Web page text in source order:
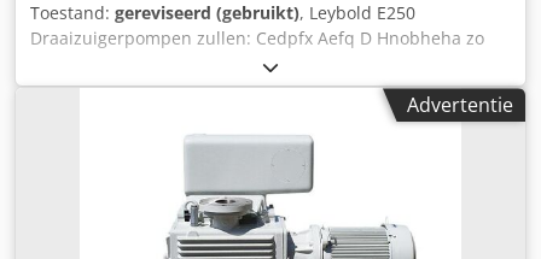
Toestand: gereviseerd (gebruikt), Leybold E250
Draaizuigerpompen zullen: Cedpfx Aefq D Hnobheha zo
goed als nieuw zijn worden gecontroleerd na de
specificaties van de fabrikant, bijvoorbeeld de toleranties.
worden voorzien van nieuwe slijtdelen op korte termijn
beschikbaar zijn inclusief één jaar garantie
Advertentie